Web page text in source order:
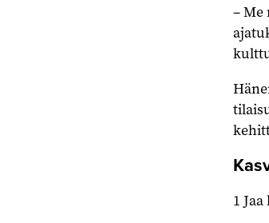
–
1